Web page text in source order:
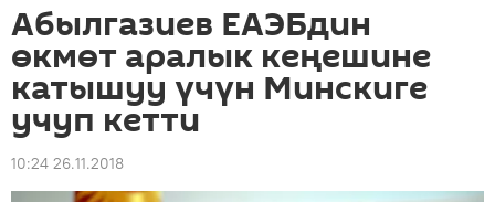
Абылгазиев ЕАЭБдин
өкмөт аралык кеңешине
катышуу үчүн Минскиге
учуп кетти
10:24 26.11.2018